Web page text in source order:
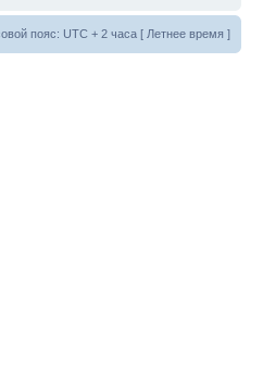
пояс: UTC + 2 часа [ Летнее время ]